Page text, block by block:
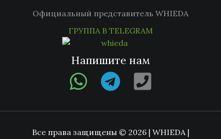
Официальный представитель WHIEDA
ГРУППА В TELEGRAM
Напишите нам
Все права защищены © 2026 | WHIEDA |